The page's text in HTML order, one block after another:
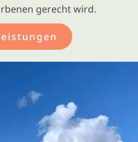
gerecht wird.